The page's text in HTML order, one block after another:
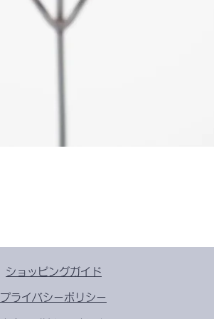
​ショッピングガイド
​プライバシーポリシー